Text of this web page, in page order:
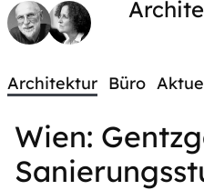
Architektur Büro
Wien: